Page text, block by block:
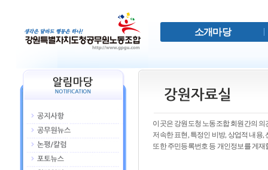
소개마당
이곳은 강원도청 노동조합 회원간의
저속한 표현, 특정인 비방, 상업적 내용
또한 주민등록번호 등 개인정보를 게